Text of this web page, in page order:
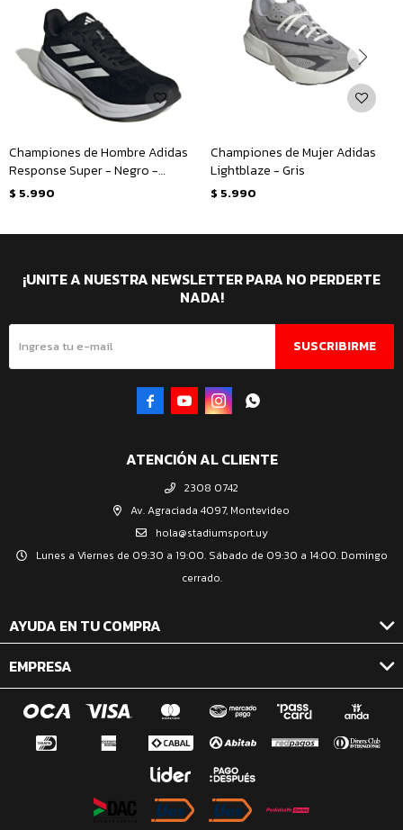
Championes de Hombre Adidas
Response Super - Negro -
Blanco
$ 5.990
Championes de Mujer Adidas
Lightblaze - Gris
$ 5.990
ATENCIÓN AL CLIENTE
2308 0742
Av. Agraciada 4097, Montevideo
hola@stadiumsport.uy
Lunes a Viernes de 09:30 a 19:00. Sábado de 09:30 a 14:00. Domingo
cerrado.
AYUDA EN TU COMPRA
EMPRESA
¡UNITE A NUESTRA NEWSLETTER PARA NO PERDERTE
NADA!
SUSCRIBIRME
   